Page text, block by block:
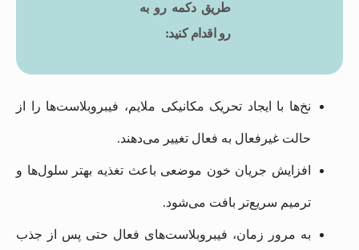
طریق دکمه رو به
رو اقدام کنید:
نخ‌ها با ایجاد تحریک مکانیکی ملایم، فیبروبلاست‌ها را از
حالت غیرفعال به فعال تغییر می‌دهند.
افزایش جریان خون موضعی باعث تغذیه بهتر سلول‌ها و
ترمیم سریع‌تر بافت می‌شود.
به مرور زمان، فیبروبلاست‌های فعال حتی پس از جذب